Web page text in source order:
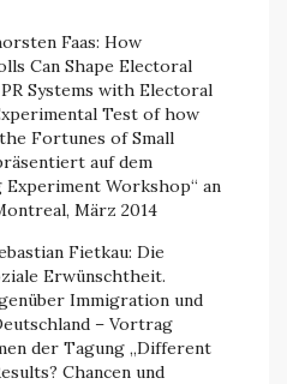
Faas: How
Can Shape Electoral
Systems with Electoral
Test of how
Fortunes of Small
auf dem
Workshop“ an
März 2014
Fietkau: Die
Erwünschtheit.
Immigration und
– Vortrag
der Tagung „Different
Chancen und